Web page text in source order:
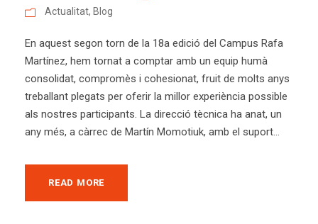
Actualitat, Blog
En aquest segon torn de la 18a edició del Campus Rafa
Martínez, hem tornat a comptar amb un equip humà
consolidat, compromès i cohesionat, fruit de molts anys
treballant plegats per oferir la millor experiència possible
als nostres participants. La direcció tècnica ha anat, un
any més, a càrrec de Martín Momotiuk, amb el suport...
READ MORE